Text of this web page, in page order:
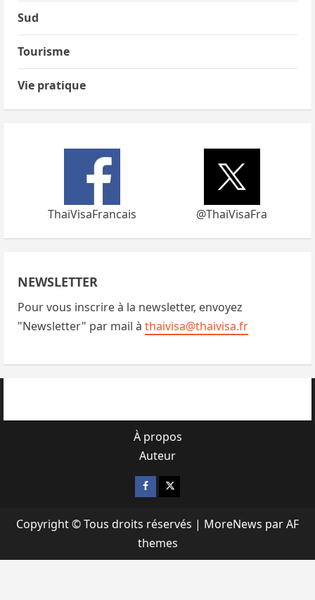
Sud
Tourisme
Vie pratique
ThaiVisaFrancais @ThaiVisaFra
NEWSLETTER
Pour vous inscrire à la newsletter, envoyez
"Newsletter" par mail à thaivisa@thaivisa.fr
À propos
Auteur
Facebook
X
Copyright © Tous droits réservés | MoreNews par AF
themes